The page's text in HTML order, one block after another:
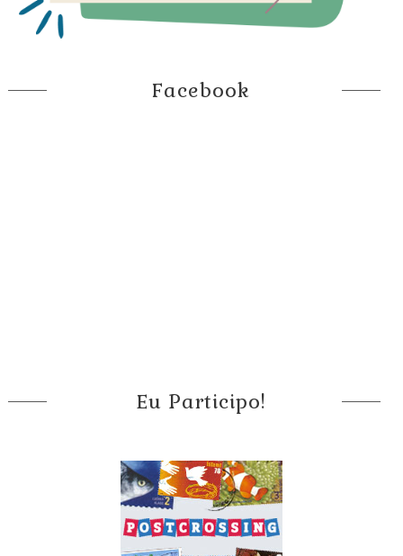
Facebook
Eu Participo!